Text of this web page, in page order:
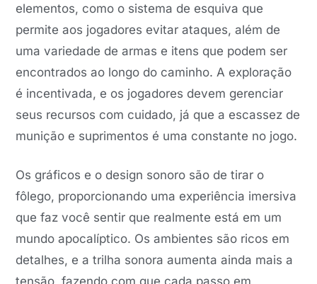
elementos, como o sistema de esquiva que
permite aos jogadores evitar ataques, além de
uma variedade de armas e itens que podem ser
encontrados ao longo do caminho. A exploração
é incentivada, e os jogadores devem gerenciar
seus recursos com cuidado, já que a escassez de
munição e suprimentos é uma constante no jogo.
Os gráficos e o design sonoro são de tirar o
fôlego, proporcionando uma experiência imersiva
que faz você sentir que realmente está em um
mundo apocalíptico. Os ambientes são ricos em
detalhes, e a trilha sonora aumenta ainda mais a
tensão, fazendo com que cada passo em